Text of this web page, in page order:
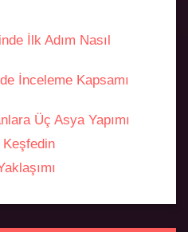
İlk Adım Nasıl
İnceleme Kapsamı
Üç Asya Yapımı
Keşfedin